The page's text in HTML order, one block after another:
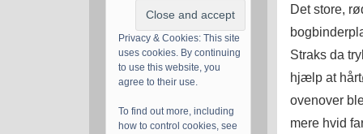
Privacy & Cookies: This site
uses cookies. By continuing
to use this website, you
agree to their use.
To find out more, including
how to control cookies, see
Det store,
Straks da
hjælp at
ovenover
mere hvid